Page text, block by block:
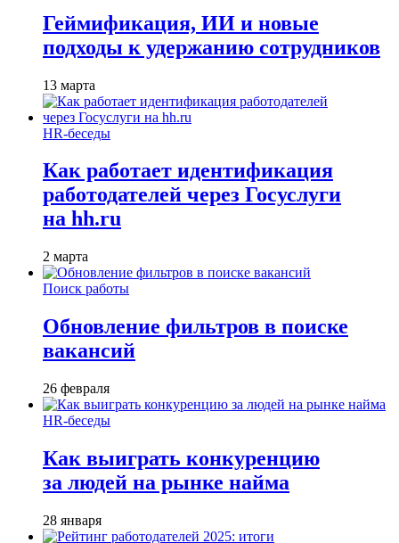
Геймификация, ИИ и новые
подходы к удержанию сотрудников
13 марта
HR-беседы
Как работает идентификация
работодателей через Госуслуги
на hh.ru
2 марта
Поиск работы
Обновление фильтров в поиске
вакансий
26 февраля
HR-беседы
Как выиграть конкуренцию
за людей на рынке найма
28 января